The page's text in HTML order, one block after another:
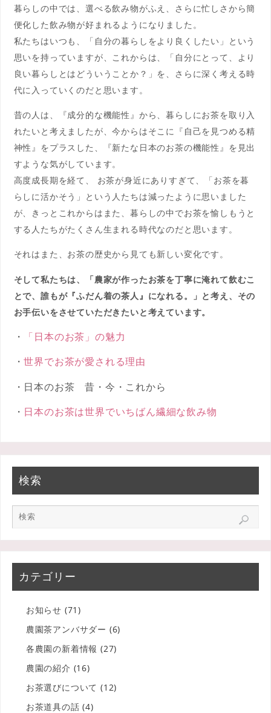
暮らしの中では、選べる飲み物がふえ、さらに忙しさから簡
便化した飲み物が好まれるようになりました。
私たちはいつも、「自分の暮らしをより良くしたい」という
思いを持っていますが、これからは、「自分にとって、より
良い暮らしとはどういうことか？」を、さらに深く考える時
代に入っていくのだと思います。
昔の人は、『成分的な機能性』から、暮らしにお茶を取り入
れたいと考えましたが、今からはそこに『自己を見つめる精
神性』をプラスした、『新たな日本のお茶の機能性』を見出
すような気がしています。
高度成長期を経て、 お茶が身近にありすぎて、「お茶を暮
らしに活かそう」という人たちは減ったように思いました
が、きっとこれからはまた、暮らしの中でお茶を愉しもうと
する人たちがたくさん生まれる時代なのだと思います。
それはまた、お茶の歴史から見ても新しい変化です。
そして私たちは、「農家が作ったお茶を丁寧に淹れて飲むこ
とで、誰もが『ふだん着の茶人』になれる。」と考え、その
お手伝いをさせていただきたいと考えています。
・
「日本のお茶」の魅力
・世界でお茶が愛される理由
・日本のお茶 昔・今・これから
・ 日本のお茶は世界でいちばん繊細な飲み物
検索
カテゴリー
お知らせ (71)
農園茶アンバサダー (6)
各農園の新着情報 (27)
農園の紹介 (16)
お茶選びについて (12)
お茶道具の話 (4)